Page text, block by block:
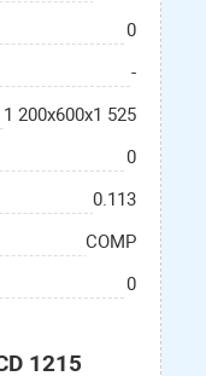
0
-
1 200х600х1 525
0
0.113
COMP
0
1215